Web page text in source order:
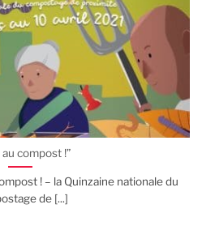
au compost !”
! – la Quinzaine nationale du
de [...]